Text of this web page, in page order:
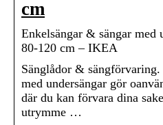
cm
Enkelsängar & sängar med
80-120 cm – IKEA
Sänglådor &
med undersängar gör
där du kan förvara dina
utrymme …